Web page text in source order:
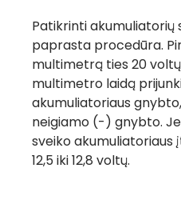
Patikrinti
paprasta procedūra.
multimetrą ties 20
multimetro laidą
akumuliatoriaus
neigiamo (-) gnybto.
sveiko
12,5 iki 12,8 voltų.